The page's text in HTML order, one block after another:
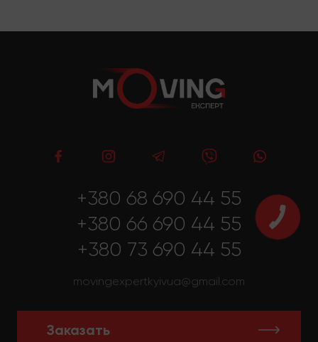
+380 68 690 44 55
+380 66 690 44 55
+380 73 690 44 55
movingexpertkyivua@gmail.com
Заказать